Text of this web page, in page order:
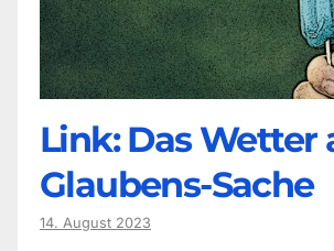
Link: Das Wetter
Glaubens-Sache
14. August 2023